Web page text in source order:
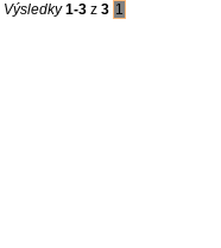
Výsledky1-3 z 3 1